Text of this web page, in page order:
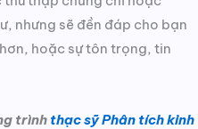
nhưng sẽ đền đáp cho bạn
hoặc sự tôn trọng, tin
trình thạc sỹ Phân tích kinh